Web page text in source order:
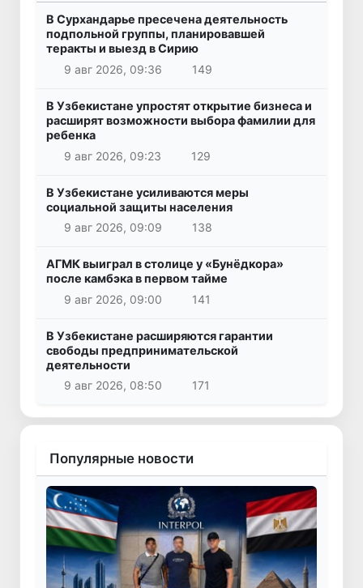
В Сурхандарье пресечена деятельность
подпольной группы, планировавшей
теракты и выезд в Сирию
9 авг 2026, 09:36
149
В Узбекистане упростят открытие бизнеса и
расширят возможности выбора фамилии для
ребенка
9 авг 2026, 09:23
129
В Узбекистане усиливаются меры
социальной защиты населения
9 авг 2026, 09:09
138
АГМК выиграл в столице у «Бунёдкора»
после камбэка в первом тайме
9 авг 2026, 09:00
141
В Узбекистане расширяются гарантии
свободы предпринимательской
деятельности
9 авг 2026, 08:50
171
Популярные новости